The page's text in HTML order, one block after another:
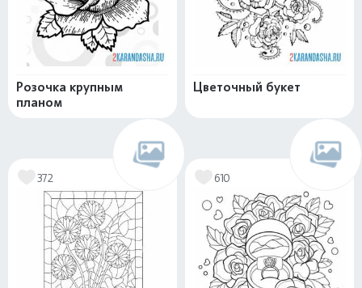
Розочка крупным
планом
Цветочный букет
372 610